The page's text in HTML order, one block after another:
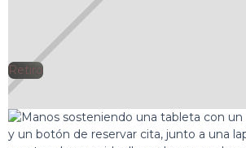
Retiro